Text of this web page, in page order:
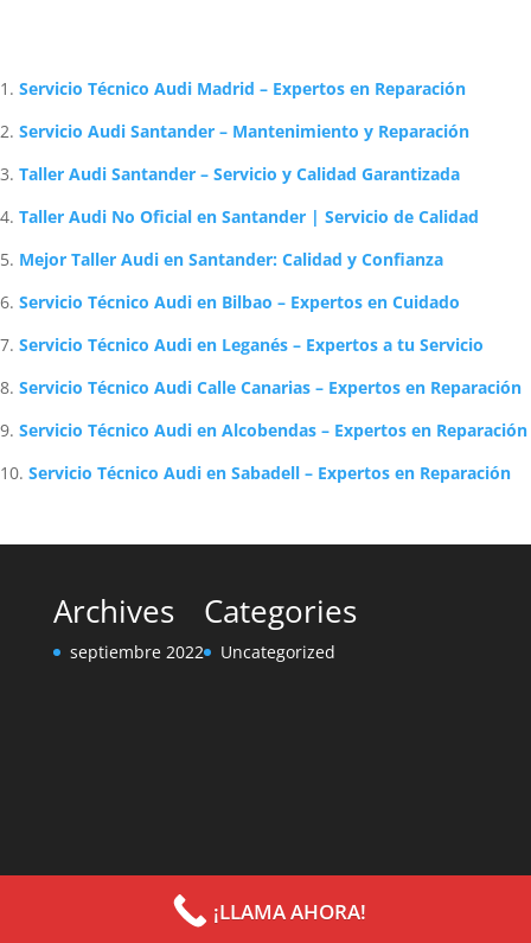
Servicio Técnico Audi Madrid – Expertos en Reparación
Servicio Audi Santander – Mantenimiento y Reparación
Taller Audi Santander – Servicio y Calidad Garantizada
Taller Audi No Oficial en Santander | Servicio de Calidad
Mejor Taller Audi en Santander: Calidad y Confianza
Servicio Técnico Audi en Bilbao – Expertos en Cuidado
Servicio Técnico Audi en Leganés – Expertos a tu Servicio
Servicio Técnico Audi Calle Canarias – Expertos en Reparación
Servicio Técnico Audi en Alcobendas – Expertos en Reparación
Servicio Técnico Audi en Sabadell – Expertos en Reparación
Archives
septiembre 2022
Categories
Uncategorized
¡LLAMA AHORA!